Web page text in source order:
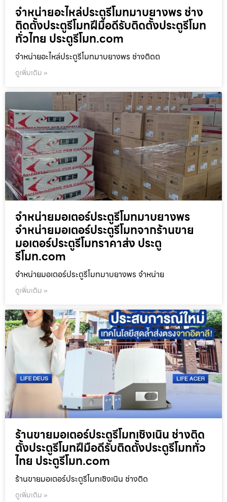
จำหน่ายอะไหล่ประตูรีโมทมาบยางพร ช่าง
ติดตั้งประตูรีโมทฝีมือดีรับติดตั้งประตูรีโมท
ทั่วไทย ประตูรีโมท.com
จำหน่ายอะไหล่ประตูรีโมทมาบยางพร ช่างติดต
ดูเพิ่มเติม »
จำหน่ายมอเตอร์ประตูรีโมทมาบยางพร
จำหน่ายมอเตอร์ประตูรีโมทจากร้านขาย
มอเตอร์ประตูรีโมทราคาส่ง ประตู
รีโมท.com
จำหน่ายมอเตอร์ประตูรีโมทมาบยางพร จำหน่าย
ดูเพิ่มเติม »
ร้านขายมอเตอร์ประตูรีโมทเชิงเนิน ช่างติด
ตั้งประตูรีโมทฝีมือดีรับติดตั้งประตูรีโมททั่ว
ไทย ประตูรีโมท.com
ร้านขายมอเตอร์ประตูรีโมทเชิงเนิน ช่างติด
ดูเพิ่มเติม »